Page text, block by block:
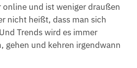
online und ist weniger draußen
nicht heißt, dass man sich
Trends wird es immer
gehen und kehren irgendwann